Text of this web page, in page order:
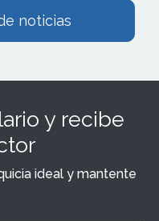
noticias
y recibe
ideal y mantente